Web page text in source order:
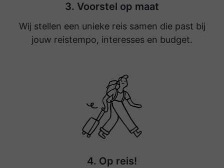
3. Voorstel op maat
Wij stellen een unieke reis samen die past bij
jouw reistempo, interesses en budget.
4. Op reis!